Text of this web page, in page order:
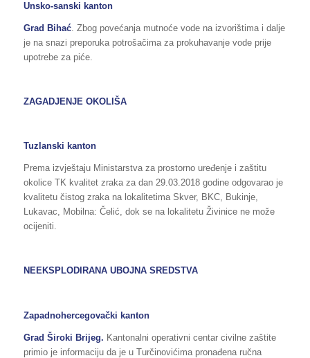
Unsko-sanski kanton
Grad Bihać. Zbog povećanja mutnoće vode na izvorištima i dalje
je na snazi preporuka potrošačima za prokuhavanje vode prije
upotrebe za piće.
ZAGADJENJE OKOLIŠA
Tuzlanski kanton
Prema izvještaju Ministarstva za prostorno uređenje i zaštitu
okolice TK kvalitet zraka za dan 29.03.2018 godine odgovarao je
kvalitetu čistog zraka na lokalitetima Skver, BKC, Bukinje,
Lukavac, Mobilna: Čelić, dok se na lokalitetu Živinice ne može
ocijeniti.
NEEKSPLODIRANA UBOJNA SREDSTVA
Zapadnohercegovački kanton
Grad Široki Brijeg. Kantonalni operativni centar civilne zaštite
primio je informaciju da je u Turčinovićima pronađena ručna